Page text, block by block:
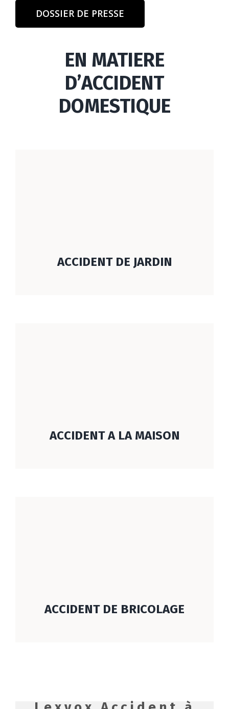
DOSSIER DE PRESSE
EN MATIERE
D’ACCIDENT
DOMESTIQUE
ACCIDENT DE JARDIN
ACCIDENT A LA MAISON
ACCIDENT DE BRICOLAGE